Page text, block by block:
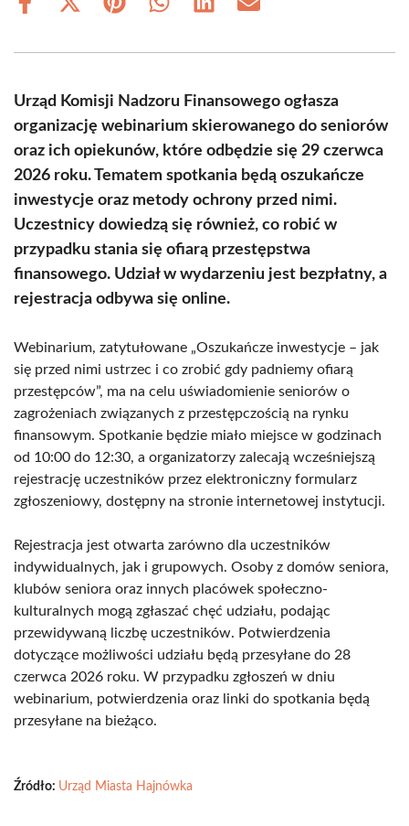
Share
Share
(Twitter)
Share Share Share Share
Urząd Komisji Nadzoru Finansowego ogłasza
organizację webinarium skierowanego do seniorów
oraz ich opiekunów, które odbędzie się 29 czerwca
2026 roku. Tematem spotkania będą oszukańcze
inwestycje oraz metody ochrony przed nimi.
Uczestnicy dowiedzą się również, co robić w
przypadku stania się ofiarą przestępstwa
finansowego. Udział w wydarzeniu jest bezpłatny, a
rejestracja odbywa się online.
Webinarium, zatytułowane „Oszukańcze inwestycje – jak
się przed nimi ustrzec i co zrobić gdy padniemy ofiarą
przestępców”, ma na celu uświadomienie seniorów o
zagrożeniach związanych z przestępczością na rynku
finansowym. Spotkanie będzie miało miejsce w godzinach
od 10:00 do 12:30, a organizatorzy zalecają wcześniejszą
rejestrację uczestników przez elektroniczny formularz
zgłoszeniowy, dostępny na stronie internetowej instytucji.
Rejestracja jest otwarta zarówno dla uczestników
indywidualnych, jak i grupowych. Osoby z domów seniora,
klubów seniora oraz innych placówek społeczno-
kulturalnych mogą zgłaszać chęć udziału, podając
przewidywaną liczbę uczestników. Potwierdzenia
dotyczące możliwości udziału będą przesyłane do 28
czerwca 2026 roku. W przypadku zgłoszeń w dniu
webinarium, potwierdzenia oraz linki do spotkania będą
przesyłane na bieżąco.
Źródło: Urząd Miasta Hajnówka